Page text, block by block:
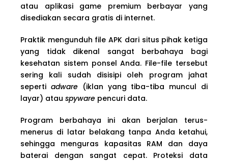
atau aplikasi game premium berbayar yang
disediakan secara gratis di internet.
Praktik mengunduh file APK dari situs pihak ketiga
yang tidak dikenal sangat berbahaya bagi
kesehatan sistem ponsel Anda. File-file tersebut
sering kali sudah disisipi oleh program jahat
seperti adware(iklan yang tiba-tiba muncul di
layar) atau spyware pencuri data.
Program berbahaya ini akan berjalan terus-
menerus di latar belakang tanpa Anda ketahui,
sehingga menguras kapasitas RAM dan daya
baterai dengan sangat cepat. Proteksi data